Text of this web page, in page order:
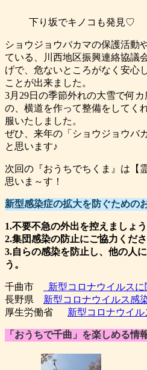
下り坂でキノコも発見♡
ショウジョウバカマの保護活動
ている、川西地区振興連絡協議
げで、危ないところがなく安心
ことが出来ました。
3月29日の季節外れの大雪で何
の、横道を作って整備をしてく
服いたしました。
ぜひ、来年の「ショウジョウバ
と思います♪
次回の『おうちでちくま』は【
思いま～す！
新型感染症の拡大を防ぐための
1.不要不急の外出を控えましょう
2.集団感染の防止にご協力くださ
3.自らの感染を防止し、他の人
う。
千曲市
新型コロナウイルス
長野県 新型コロナウイルス感
厚生労働省 新型コロナウイ
「おうちで千曲」を楽しめる情